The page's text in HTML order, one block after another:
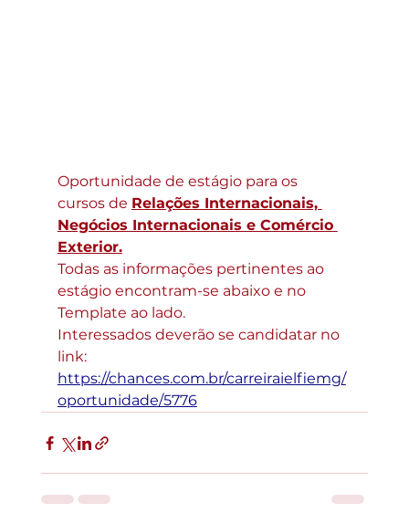
Oportunidade de estágio para os
cursos de Relações Internacionais,
Negócios Internacionais e Comércio
Exterior.
Todas as informações pertinentes ao
estágio encontram-se abaixo e no
Template ao lado.
Interessados deverão se candidatar no
link:
https://chances.com.br/carreiraielfiemg/
oportunidade/5776